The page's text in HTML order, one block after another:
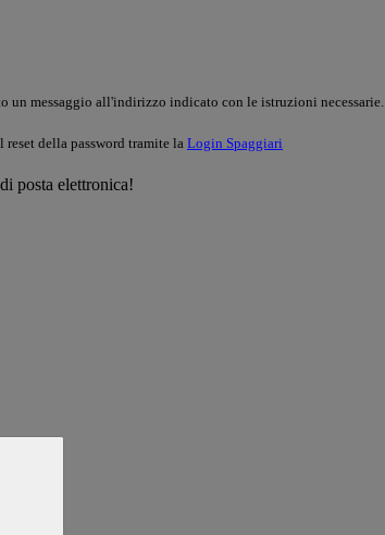
un messaggio all'indirizzo indicato con le istruzioni necessarie.
della password tramite la Login Spaggiari
posta elettronica!